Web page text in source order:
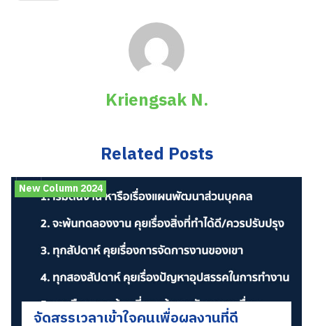
Kriengsak N.
Related Posts
New Column 2024
จัดสรรเวลาเข้าใจคนเพื่อผลงานที่ดี